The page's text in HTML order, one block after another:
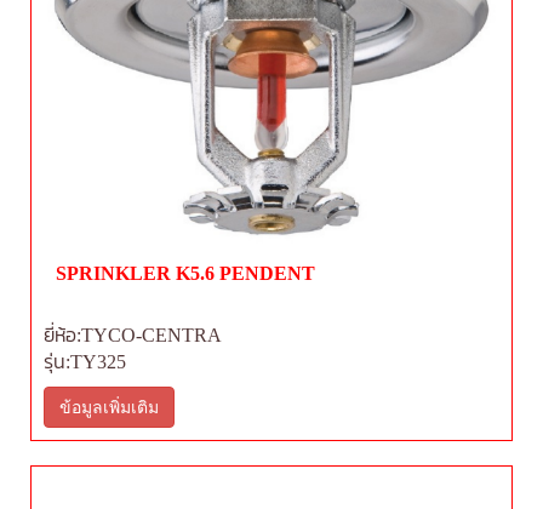
SPRINKLER K5.6 PENDENT
ยี่ห้อ:TYCO-CENTRA
รุ่น:TY325
ข้อมูลเพิ่มเติม